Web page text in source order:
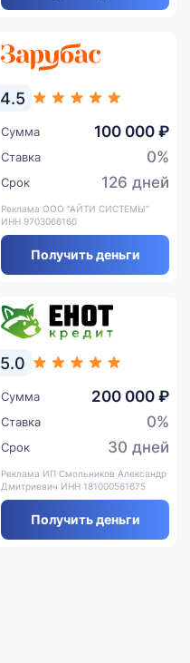
4.5
Сумма 100 000 ₽
Ставка 0%
Срок 126 дней
Реклама ООО "АЙТИ СИСТЕМЫ"
ИНН 9703066160
Получить деньги
5.0
Сумма 200 000 ₽
Ставка 0%
Срок 30 дней
Реклама ИП Смольников Александр
Дмитриевич ИНН 181000561675
Получить деньги